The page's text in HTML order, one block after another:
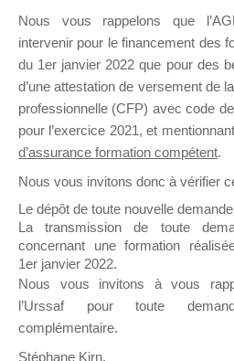
Ce groupe est destiné aux
Formation qui souhaitent
Propositions Mallette du
Ce groupe propose un
sur lequel il est possible de
ou poser une question.
NB : Il est nécessaire d’être
pouvoir rejoindre ce groupe
Nous vous rappelons que
intervenir pour le financement des
du 1er janvier 2022 que pour des
d’une attestation de versement de
professionnelle (CFP) avec code
pour l’exercice 2021, et mentionnant
d’assurance formation compétent.
Nous vous invitons donc à vérifier
Le dépôt de toute nouvelle
La transmission de toute
concernant une formation
1er janvier 2022.
Nous vous invitons à vous
l’Urssaf pour toute
complémentaire.
Stéphane Kirn,